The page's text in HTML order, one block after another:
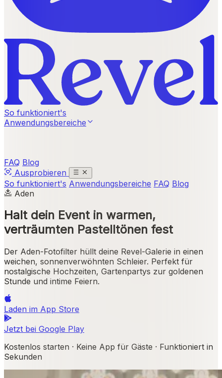
So funktioniert's
Anwendungsbereiche
FAQ Blog
Ausprobieren
So funktioniert's Anwendungsbereiche FAQ Blog
Aden
Halt dein Event in warmen,
verträumten Pastelltönen fest
Der Aden-Fotofilter hüllt deine Revel-Galerie in einen
weichen, sonnenverwöhnten Schleier. Perfekt für
nostalgische Hochzeiten, Gartenpartys zur goldenen
Stunde und intime Feiern.
Laden im App Store
Jetzt bei Google Play
Kostenlos starten · Keine App für Gäste · Funktioniert in
Sekunden